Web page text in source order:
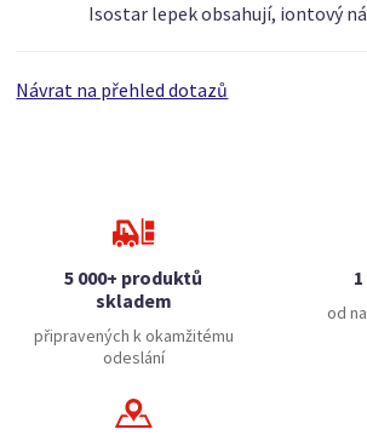
Isostar lepek obsahují, iontový
Návrat na přehled dotazů
5 000+ produktů
skladem
připravených k okamžitému
odeslání
od